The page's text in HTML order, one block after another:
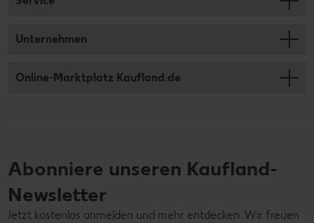
Unternehmen
Online-Marktplatz Kaufland.de
Abonniere unseren Kaufland-
Newsletter
Jetzt kostenlos anmelden und mehr entdecken. Wir freuen